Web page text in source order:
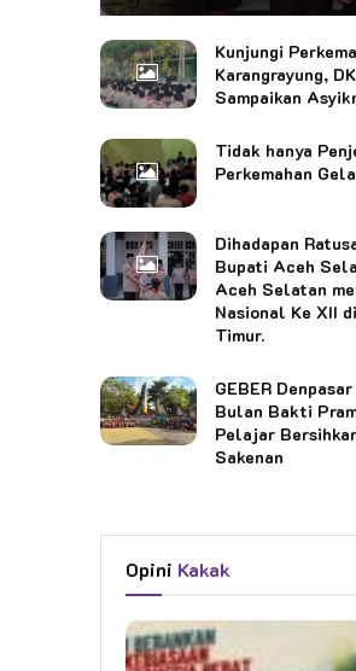
Kunjungi
Karangrayung,
Sampaikan
Tidak hanya
Perkemahan
Dihadapan
Bupati Aceh
Aceh Selatan
Nasional Ke XII
Timur.
GEBER
Bulan Bakti
Pelajar
Sakenan
Opini Kakak